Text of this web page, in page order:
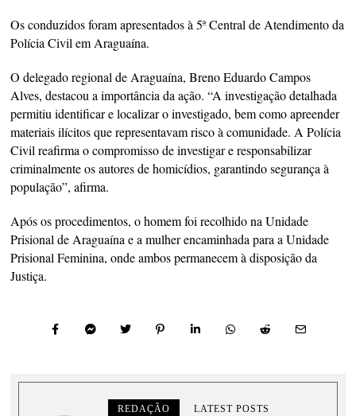
Os conduzidos foram apresentados à 5ª Central de Atendimento da
Polícia Civil em Araguaína.
O delegado regional de Araguaína, Breno Eduardo Campos
Alves, destacou a importância da ação. “A investigação detalhada
permitiu identificar e localizar o investigado, bem como apreender
materiais ilícitos que representavam risco à comunidade. A Polícia
Civil reafirma o compromisso de investigar e responsabilizar
criminalmente os autores de homicídios, garantindo segurança à
população”, afirma.
Após os procedimentos, o homem foi recolhido na Unidade
Prisional de Araguaína e a mulher encaminhada para a Unidade
Prisional Feminina, onde ambos permanecem à disposição da
Justiça.
REDAÇÃO LATEST POSTS